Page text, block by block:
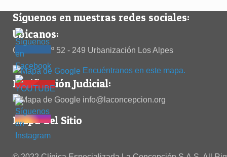
Síguenos en nuestras redes sociales:
Ubícanos:
Calle 38 Nº 52 - 249 Urbanización Los Alpes
Encuéntranos en este mapa.
Notificación Judicial:
info@laconcepcion.org
Mapa del Sitio